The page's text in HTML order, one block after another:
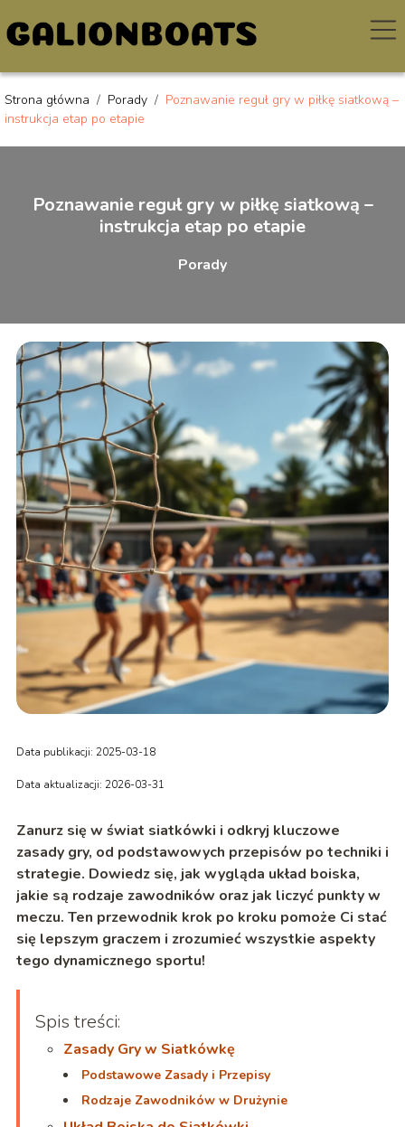
Strona główna / Porady / Poznawanie reguł gry w piłkę siatkową –
instrukcja etap po etapie
Poznawanie reguł gry w piłkę siatkową –
instrukcja etap po etapie
Porady
Data publikacji: 2025-03-18
Data aktualizacji: 2026-03-31
Zanurz się w świat siatkówki i odkryj kluczowe
zasady gry, od podstawowych przepisów po techniki i
strategie. Dowiedz się, jak wygląda układ boiska,
jakie są rodzaje zawodników oraz jak liczyć punkty w
meczu. Ten przewodnik krok po kroku pomoże Ci stać
się lepszym graczem i zrozumieć wszystkie aspekty
tego dynamicznego sportu!
Spis treści:
Zasady Gry w Siatkówkę
Podstawowe Zasady i Przepisy
Rodzaje Zawodników w Drużynie